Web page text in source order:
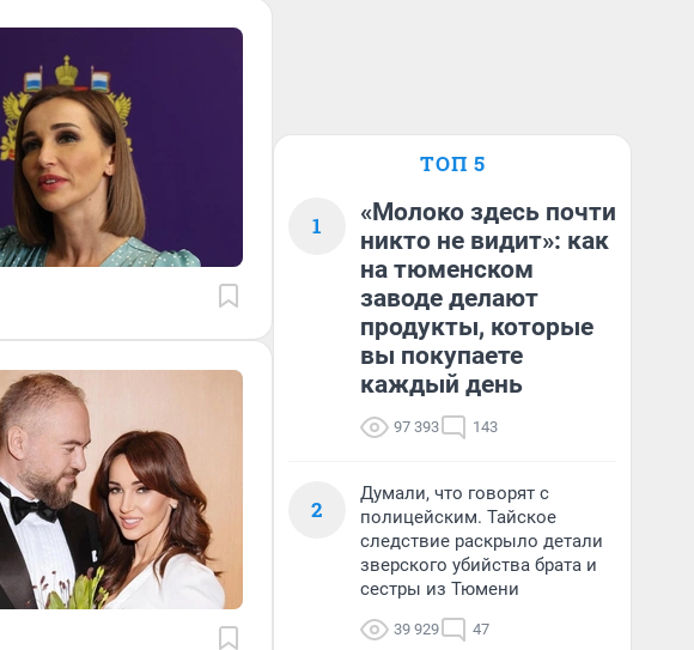
ТОП 5
1
«Молоко здесь почти
никто не видит»: как
на тюменском
заводе делают
продукты, которые
вы покупаете
каждый день
97 393 143
2
Думали, что говорят с
полицейским. Тайское
следствие раскрыло детали
зверского убийства брата и
сестры из Тюмени
39 929 47